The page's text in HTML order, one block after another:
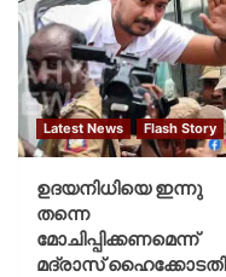
Latest News Flash Story
ഉദയനിധിയെ ഇന്നു
തന്നെ
മോചിപ്പിക്കണമെന്ന്
മദ്രാസ് ഹൈക്കോടതി